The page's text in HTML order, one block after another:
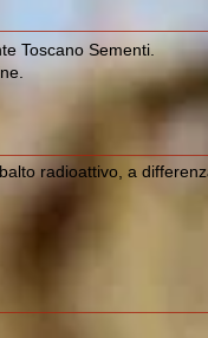
Toscano Sementi.
radioattivo, a